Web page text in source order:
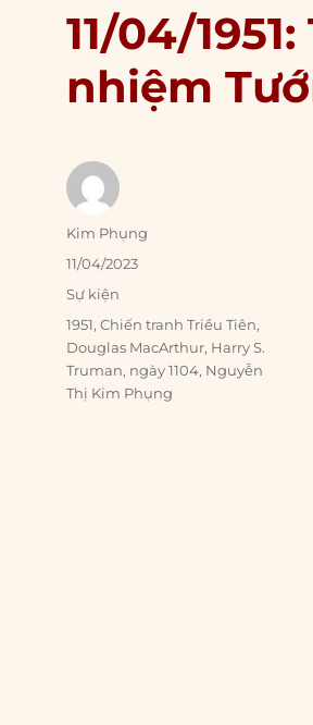
11/04/
nhiệm
Author
Kim Phụng
Posted
11/04/2023
Categories
Sự kiện
Tags
1951,Chiến tranh Triều Tiên,
Douglas MacArthur, Harry S.
Truman, ngày 1104, Nguyễn
Thị Kim Phụng